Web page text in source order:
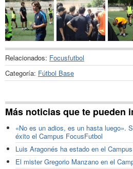
Relacionados: Focusfutbol
Categoría: Fútbol Base
Más noticias que te pueden
«No es un adios, es un hasta luego».
éxito el Campus FocusFutbol
Luis Aragonés ha estado en el
El mister Gregorio Manzano en el